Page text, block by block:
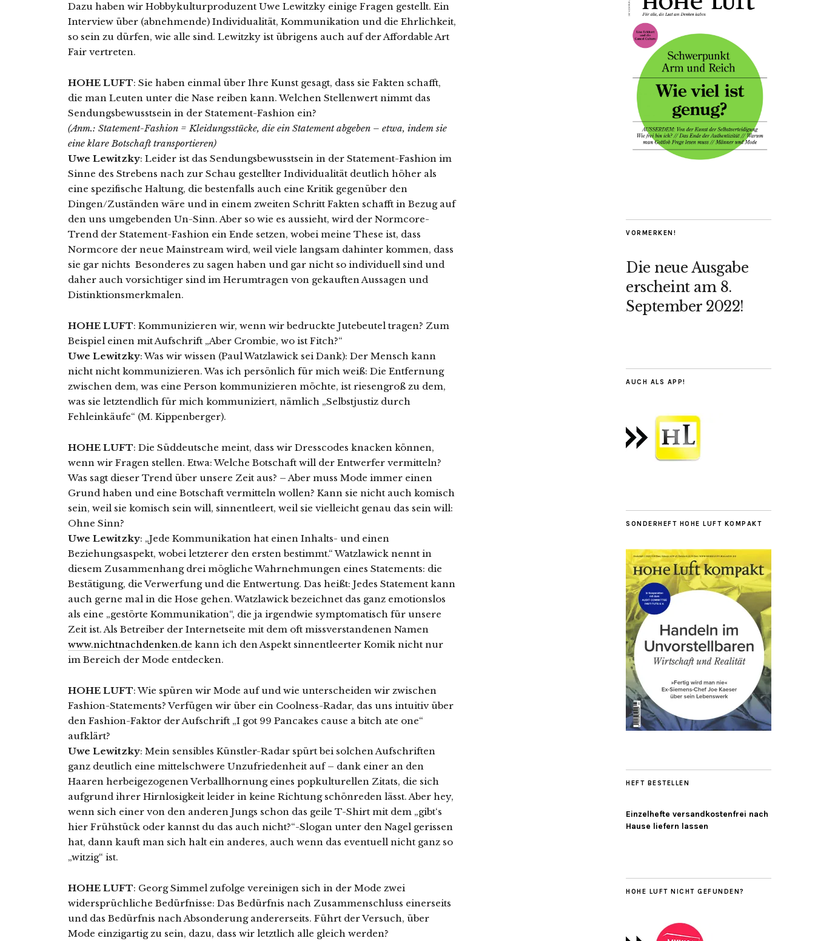
Dazu haben wir Hobbykulturproduzent Uwe Lewitzky einige Fragen gestellt. Ein
Interview über (abnehmende) Individualität, Kommunikation und die Ehrlichkeit,
so sein zu dürfen, wie alle sind. Lewitzky ist übrigens auch auf der Affordable Art
Fair vertreten.
HOHE LUFT: Sie haben einmal über Ihre Kunst gesagt, dass sie Fakten schafft,
die man Leuten unter die Nase reiben kann. Welchen Stellenwert nimmt das
Sendungsbewusstsein in der Statement-Fashion ein?
(Anm.: Statement-Fashion = Kleidungsstücke, die ein Statement abgeben – etwa, indem sie
eine klare Botschaft transportieren)
Uwe Lewitzky: Leider ist das Sendungsbewusstsein in der Statement-Fashion im
Sinne des Strebens nach zur Schau gestellter Individualität deutlich höher als
eine spezifische Haltung, die bestenfalls auch eine Kritik gegenüber den
Dingen/Zuständen wäre und in einem zweiten Schritt Fakten schafft in Bezug auf
den uns umgebenden Un-Sinn. Aber so wie es aussieht, wird der Normcore-
Trend der Statement-Fashion ein Ende setzen, wobei meine These ist, dass
Normcore der neue Mainstream wird, weil viele langsam dahinter kommen, dass
sie gar nichts Besonderes zu sagen haben und gar nicht so individuell sind und
daher auch vorsichtiger sind im Herumtragen von gekauften Aussagen und
Distinktionsmerkmalen.
HOHE LUFT: Kommunizieren wir, wenn wir bedruckte Jutebeutel tragen? Zum
Beispiel einen mit Aufschrift „Aber Crombie, wo ist Fitch?“
Uwe Lewitzky: Was wir wissen (Paul Watzlawick sei Dank): Der Mensch kann
nicht nicht kommunizieren. Was ich persönlich für mich weiß: Die Entfernung
zwischen dem, was eine Person kommunizieren möchte, ist riesengroß zu dem,
was sie letztendlich für mich kommuniziert, nämlich „Selbstjustiz durch
Fehleinkäufe“ (M. Kippenberger).
HOHE LUFT: Die Süddeutsche meint, dass wir Dresscodes knacken können,
wenn wir Fragen stellen. Etwa: Welche Botschaft will der Entwerfer vermitteln?
Was sagt dieser Trend über unsere Zeit aus? – Aber muss Mode immer einen
Grund haben und eine Botschaft vermitteln wollen? Kann sie nicht auch komisch
sein, weil sie komisch sein will, sinnentleert, weil sie vielleicht genau das sein will:
Ohne Sinn?
Uwe Lewitzky: „Jede Kommunikation hat einen Inhalts- und einen
Beziehungsaspekt, wobei letzterer den ersten bestimmt.“ Watzlawick nennt in
diesem Zusammenhang drei mögliche Wahrnehmungen eines Statements: die
Bestätigung, die Verwerfung und die Entwertung. Das heißt: Jedes Statement kann
auch gerne mal in die Hose gehen. Watzlawick bezeichnet das ganz emotionslos
als eine „gestörte Kommunikation“, die ja irgendwie symptomatisch für unsere
Zeit ist. Als Betreiber der Internetseite mit dem oft missverstandenen Namen
www.nichtnachdenken.de kann ich den Aspekt sinnentleerter Komik nicht nur
im Bereich der Mode entdecken.
HOHE LUFT: Wie spüren wir Mode auf und wie unterscheiden wir zwischen
Fashion-Statements? Verfügen wir über ein Coolness-Radar, das uns intuitiv über
den Fashion-Faktor der Aufschrift „I got 99 Pancakes cause a bitch ate one“
aufklärt?
Uwe Lewitzky: Mein sensibles Künstler-Radar spürt bei solchen Aufschriften
ganz deutlich eine mittelschwere Unzufriedenheit auf – dank einer an den
Haaren herbeigezogenen Verballhornung eines popkulturellen Zitats, die sich
aufgrund ihrer Hirnlosigkeit leider in keine Richtung schönreden lässt. Aber hey,
wenn sich einer von den anderen Jungs schon das geile T-Shirt mit dem „gibt‘s
hier Frühstück oder kannst du das auch nicht?“-Slogan unter den Nagel gerissen
hat, dann kauft man sich halt ein anderes, auch wenn das eventuell nicht ganz so
„witzig“ ist.
HOHE LUFT: Georg Simmel zufolge vereinigen sich in der Mode zwei
widersprüchliche Bedürfnisse: Das Bedürfnis nach Zusammenschluss einerseits
und das Bedürfnis nach Absonderung andererseits. Führt der Versuch, über
Mode einzigartig zu sein, dazu, dass wir letztlich alle gleich werden?
VORMERKEN!
Die neue Ausgabe
erscheint am 8.
September 2022!
AUCH ALS APP!
SONDERHEFT HOHE LUFT KOMPAKT
HEFT BESTELLEN
Einzelhefte versandkostenfrei nach
Hause liefern lassen
HOHE LUFT NICHT GEFUNDEN?